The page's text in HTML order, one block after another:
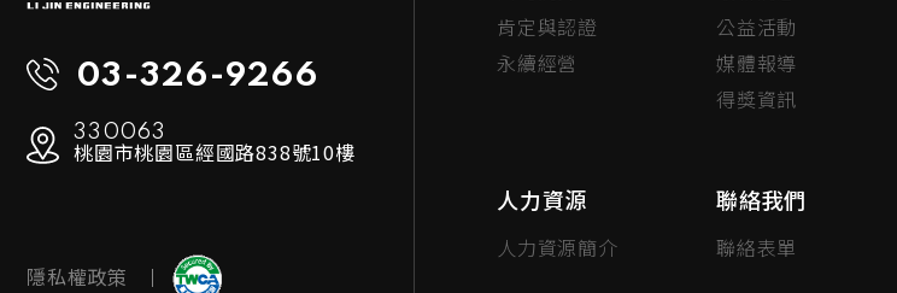
03-326-9266
330063
桃園市桃園區經國路838號10樓
隱私權政策
肯定與認證
永續經營
公益活動
媒體報導
得獎資訊
人力資源
人力資源簡介
聯絡我們
聯絡表單